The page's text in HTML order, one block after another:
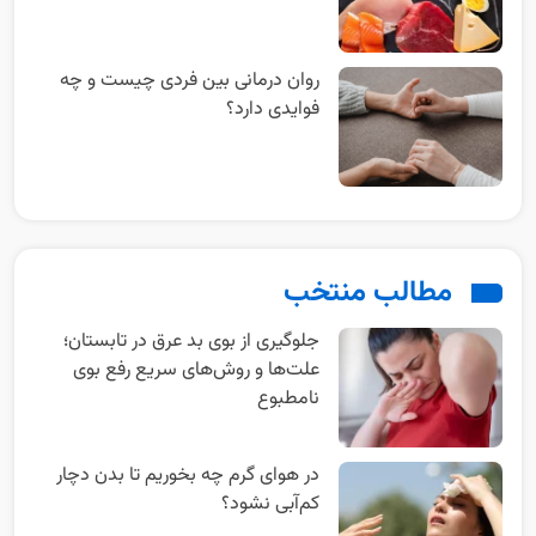
روان‌ درمانی بین‌ فردی چیست و چه
فوایدی دارد؟
مطالب منتخب
جلوگیری از بوی بد عرق در تابستان؛
علت‌ها و روش‌های سریع رفع بوی
نامطبوع
در هوای گرم چه بخوریم تا بدن دچار
کم‌آبی نشود؟